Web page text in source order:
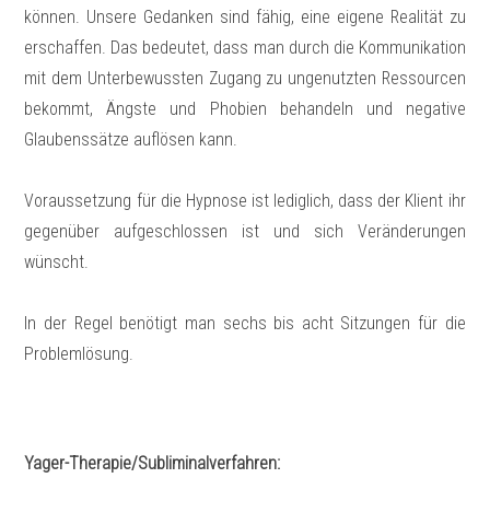
können. Unsere Gedanken sind fähig, eine eigene Realität zu
erschaffen. Das bedeutet, dass man durch die Kommunikation
mit dem Unterbewussten Zugang zu ungenutzten Ressourcen
bekommt, Ängste und Phobien behandeln und negative
Glaubenssätze auflösen kann.
Voraussetzung für die Hypnose ist lediglich, dass der Klient ihr
gegenüber aufgeschlossen ist und sich Veränderungen
wünscht.
In der Regel benötigt man sechs bis acht Sitzungen für die
Problemlösung.
Yager-Therapie/Subliminalverfahren: